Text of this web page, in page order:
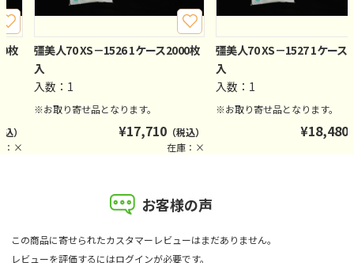
枚
）
：×
彊美人70 XS－1526 1ケース2000枚
入
入数：1
※お取り寄せ品となります。
¥17,710 （税込）
在庫：×
彊美人70 XS－1527 1ケース
入
入数：1
※お取り寄せ品となります。
¥18,480
お客様の声
この商品に寄せられたカスタマーレビューはまだありません。
レビューを評価するにはログインが必要です。